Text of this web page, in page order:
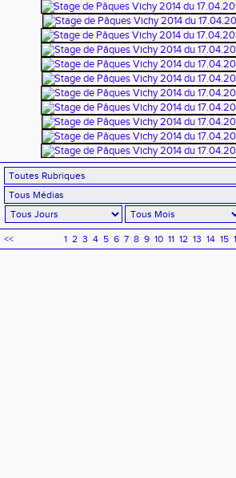
<< 1 2 3 4 5 6 7 8 9 10 11 12 13 14 15